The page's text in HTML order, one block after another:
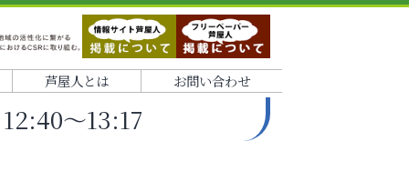
芦屋人とは お問い合わせ
～13:17